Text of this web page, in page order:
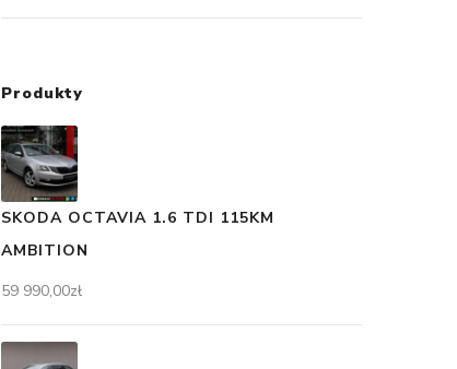
Produkty
SKODA OCTAVIA 1.6 TDI 115KM
AMBITION
59 990,00zł